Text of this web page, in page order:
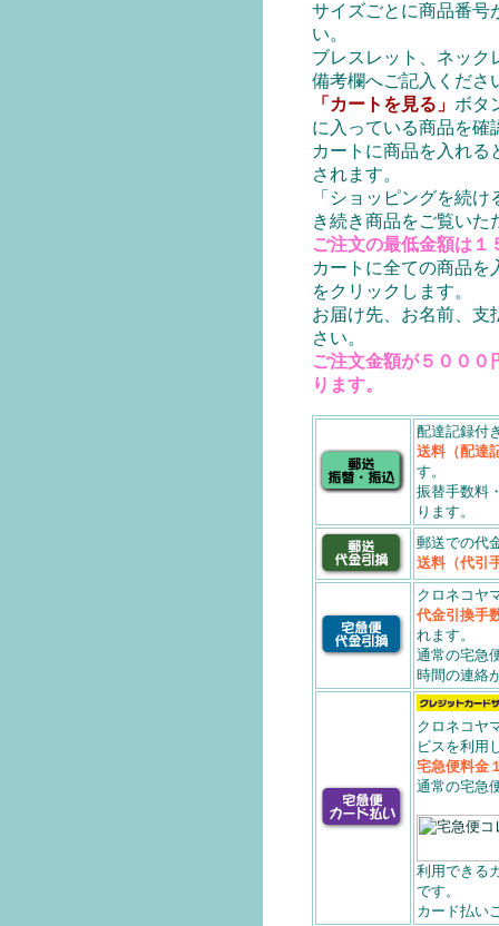
サイズごとに商品番号
い。
ブレスレット、ネック
備考欄へご記入くださ
「カートを見る」 ボタ
に入っている商品を確
カートに商品を入れる
されます。
「ショッピングを続
き続き商品をご覧いた
ご注文の最低金額は１
カートに全ての商品を
をクリックします。
お届け先、お名前、支
さい。
ご注文金額が５０００
ります。
配達記録付
送料（配達
す。
振替手数料
ります。
郵送での代
送料（代引
クロネコヤ
代金引換手
れます。
通常の宅急
時間の連絡
クロネコヤ
ビスを利用
宅急便料金
通常の宅急
利用できる
です。
カード払い